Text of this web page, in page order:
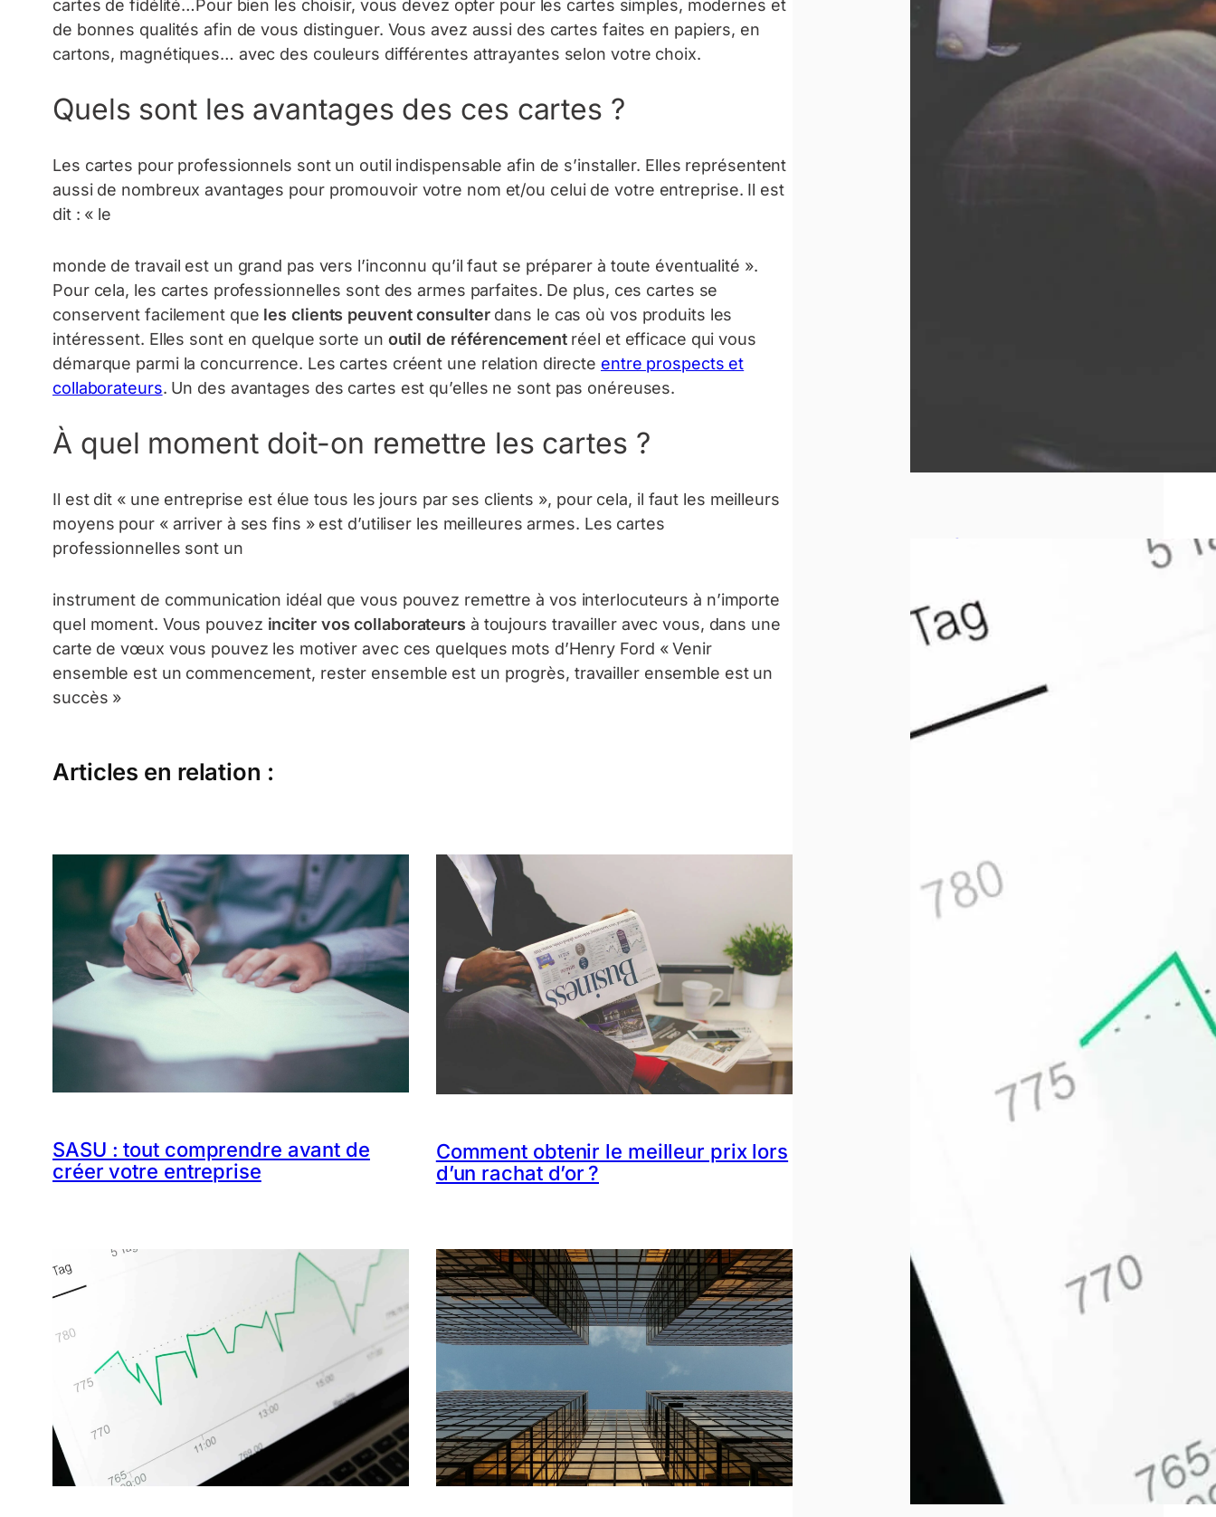
cartes de fidélité…Pour bien les choisir, vous devez opter pour les cartes simples, modernes et
de bonnes qualités afin de vous distinguer. Vous avez aussi des cartes faites en papiers, en
cartons, magnétiques… avec des couleurs différentes attrayantes selon votre choix.
Quels sont les avantages des ces cartes ?
Les cartes pour professionnels sont un outil indispensable afin de s’installer. Elles représentent
aussi de nombreux avantages pour promouvoir votre nom et/ou celui de votre entreprise. Il est
dit : « le
monde de travail est un grand pas vers l’inconnu qu’il faut se préparer à toute éventualité ».
Pour cela, les cartes professionnelles sont des armes parfaites. De plus, ces cartes se
conservent facilement que les clients peuvent consulterdans le cas où vos produits les
intéressent. Elles sont en quelque sorte un outil de référencementréel et efficace qui vous
démarque parmi la concurrence. Les cartes créent une relation directe entre prospects et
collaborateurs. Un des avantages des cartes est qu’elles ne sont pas onéreuses.
À quel moment doit-on remettre les cartes ?
Il est dit « une entreprise est élue tous les jours par ses clients », pour cela, il faut les meilleurs
moyens pour « arriver à ses fins » est d’utiliser les meilleures armes. Les cartes
professionnelles sont un
instrument de communication idéal que vous pouvez remettre à vos interlocuteurs à n’importe
quel moment. Vous pouvez inciter vos collaborateurs à toujours travailler avec vous, dans une
carte de vœux vous pouvez les motiver avec ces quelques mots d’Henry Ford « Venir
ensemble est un commencement, rester ensemble est un progrès, travailler ensemble est un
succès »
Articles en relation :
SASU : tout comprendre avant de
créer votre entreprise
Comment obtenir le meilleur prix lors
d’un rachat d’or ?
Comment
responsabili
té civile
professionn